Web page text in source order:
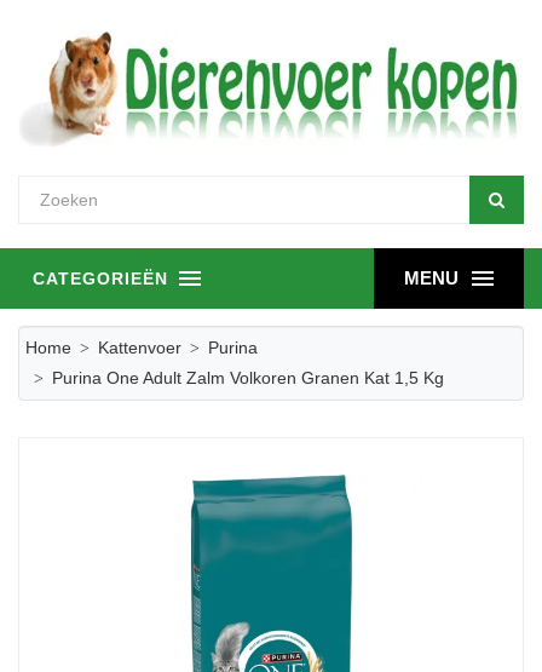
MENU
CATEGORIEËN
Home Kattenvoer
Purina
Purina One Adult Zalm Volkoren Granen Kat 1,5 Kg